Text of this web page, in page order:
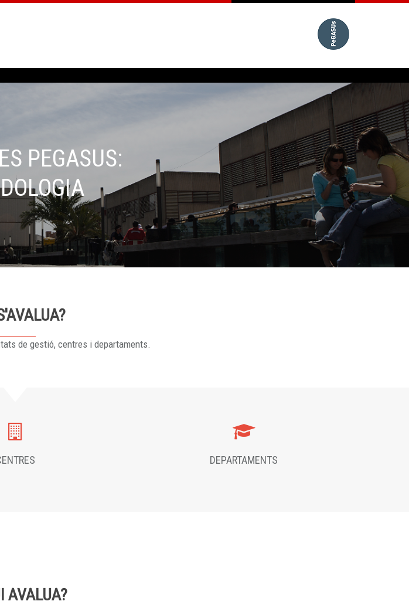
PEGASUS:
de gestió, centres i departaments.
DEPARTAMENTS
AVALUA?